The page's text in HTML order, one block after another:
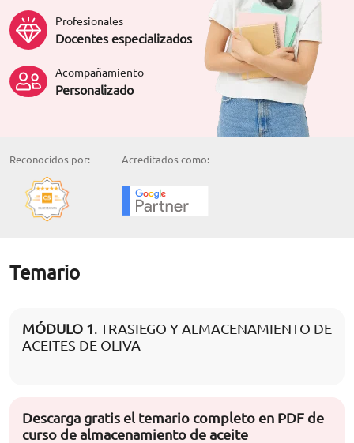
Profesionales
Docentes especializados
Acompañamiento
Personalizado
Reconocidos por: Acreditados como:
Temario
MÓDULO 1. TRASIEGO Y ALMACENAMIENTO DE
ACEITES DE OLIVA
Descarga gratis el temario completo en PDF de
curso de almacenamiento de aceite